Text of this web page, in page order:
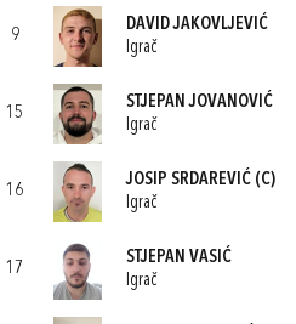
9
DAVID JAKOVLJEVIĆ
Igrač
15
STJEPAN JOVANOVIĆ
Igrač
16
JOSIP SRDAREVIĆ (C)
Igrač
17
STJEPAN VASIĆ
Igrač